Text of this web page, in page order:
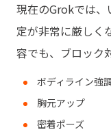
現在のGrokでは、
定が非常に厳しく
容でも、ブロック
ボディライン強
胸元アップ
密着ポーズ